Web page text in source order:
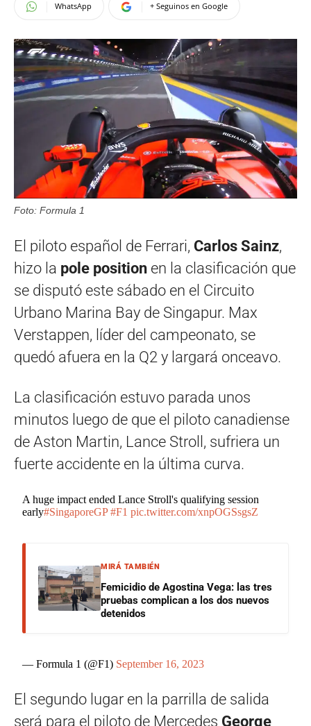
WhatsApp + Seguinos en Google
Foto: Formula 1
El piloto español de Ferrari, Carlos Sainz,
hizo la pole position en la clasificación que
se disputó este sábado en el Circuito
Urbano Marina Bay de Singapur. Max
Verstappen, líder del campeonato, se
quedó afuera en la Q2 y largará onceavo.
La clasificación estuvo parada unos
minutos luego de que el piloto canadiense
de Aston Martin, Lance Stroll, sufriera un
fuerte accidente en la última curva.
A huge impact ended Lance Stroll's qualifying session
early#SingaporeGP #F1 pic.twitter.com/xnpOGSsgsZ
MIRÁ TAMBIÉN
Femicidio de Agostina Vega: las tres
pruebas complican a los dos nuevos
detenidos
— Formula 1 (@F1) September 16, 2023
El segundo lugar en la parrilla de salida
será para el piloto de Mercedes George